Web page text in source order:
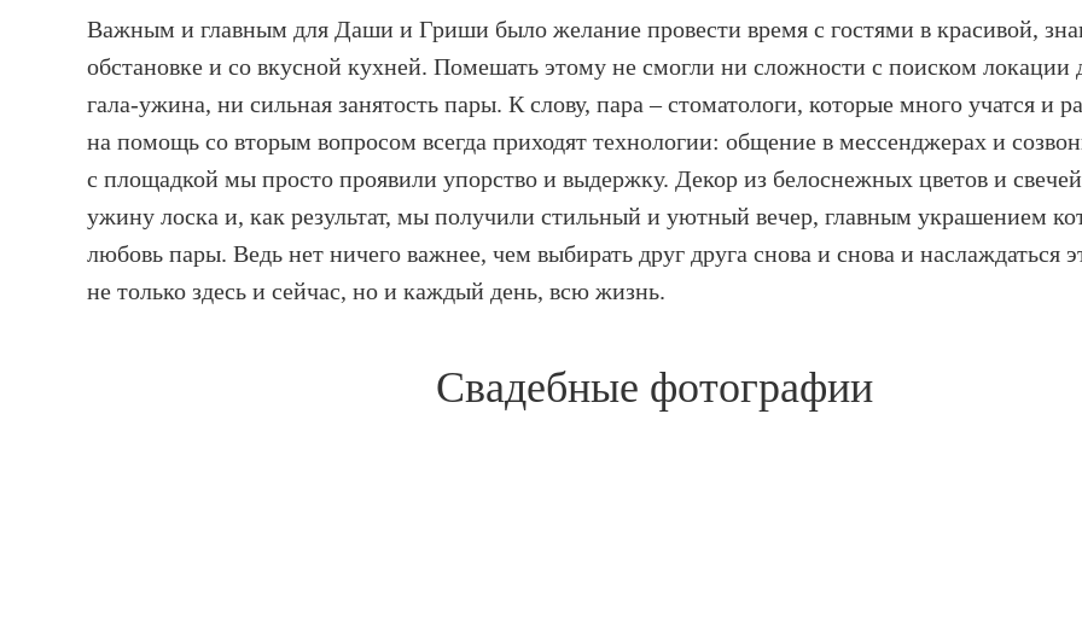
Важным и главным для Даши и Гриши было желание провести время с гостями в красивой,
обстановке и со вкусной кухней. Помешать этому не смогли ни сложности с поиском локации
гала-ужина, ни сильная занятость пары. К слову, пара – стоматологи, которые много учатся и
на помощь со вторым вопросом всегда приходят технологии: общение в мессенджерах и
с площадкой мы просто проявили упорство и выдержку. Декор из белоснежных цветов и
ужину лоска и, как результат, мы получили стильный и уютный вечер, главным украшением
любовь пары. Ведь нет ничего важнее, чем выбирать друг друга снова и снова и наслаждаться
не только здесь и сейчас, но и каждый день, всю жизнь.
Свадебные фотографии